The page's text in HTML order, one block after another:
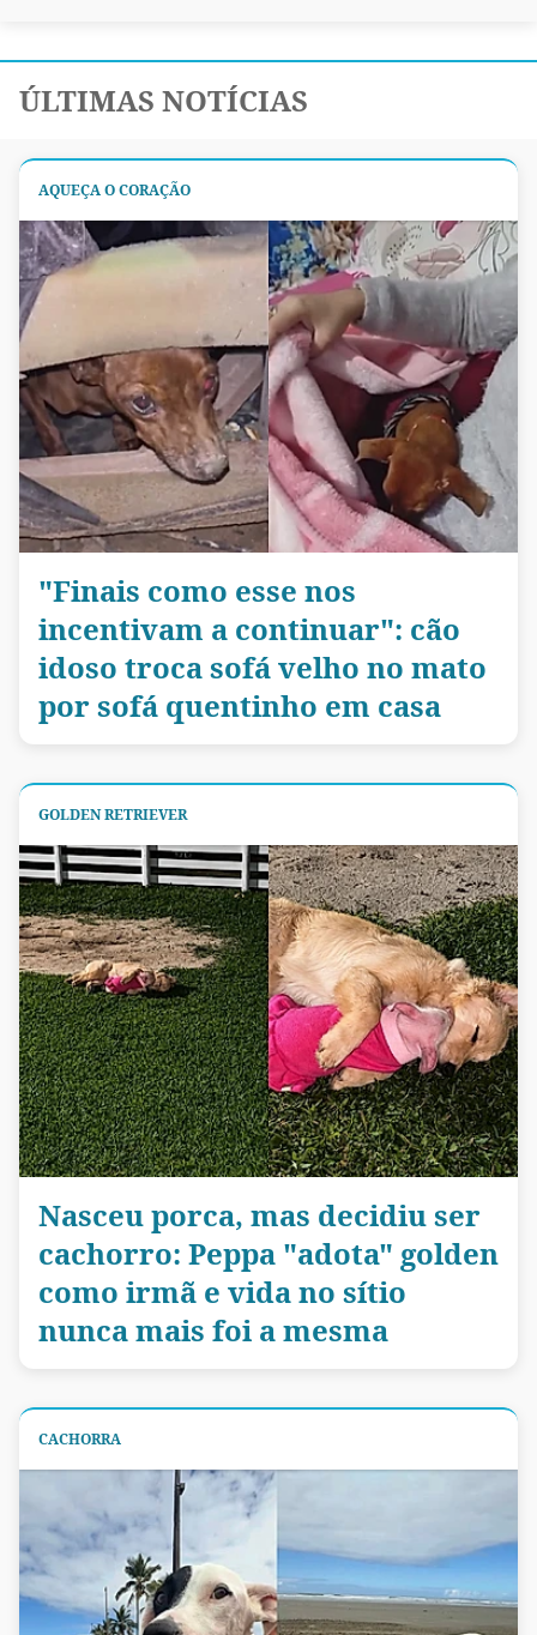
ÚLTIMAS NOTÍCIAS
AQUEÇA O CORAÇÃO
"Finais como esse nos
incentivam a continuar": cão
idoso troca sofá velho no mato
por sofá quentinho em casa
GOLDEN RETRIEVER
Nasceu porca, mas decidiu ser
cachorro: Peppa "adota" golden
como irmã e vida no sítio
nunca mais foi a mesma
CACHORRA